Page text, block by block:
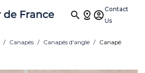

Contact
Us
Canapés Canapés d'angle Canapé